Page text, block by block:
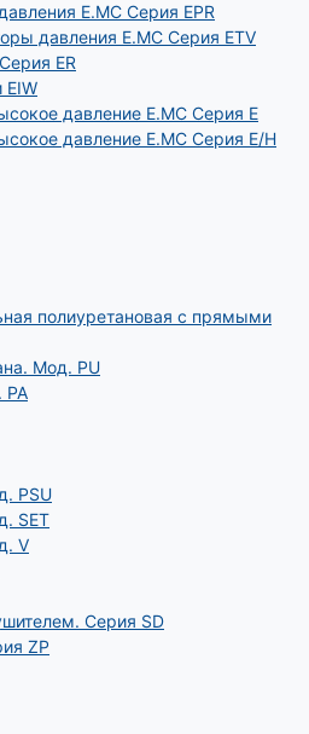
E.MC Серия EPR
давления E.MC Серия ETV
ER
EIW
давление E.MC Серия E
давление E.MC Серия E/H
полиуретановая с прямыми
Мод. РU
PA
PSU
SET
V
Серия SD
ZP